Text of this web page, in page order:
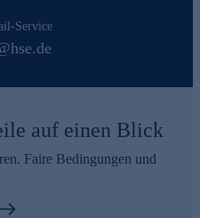
Service
auf einen Blick
Faire Bedingungen und